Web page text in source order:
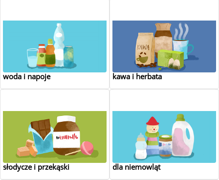
woda i napoje kawa i herbata
słodycze i przekąski dla niemowląt